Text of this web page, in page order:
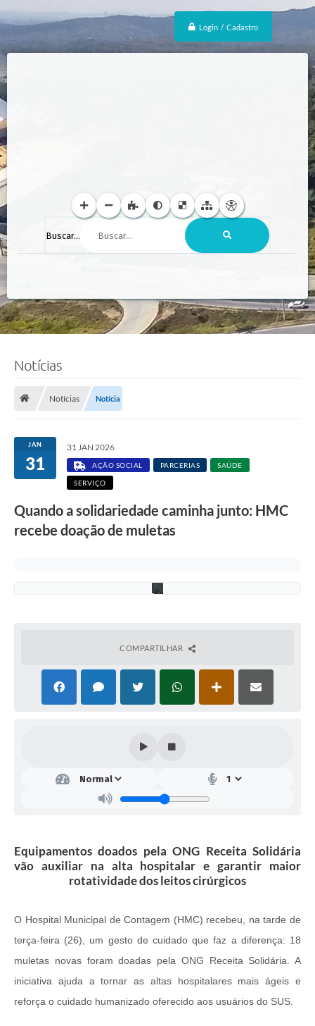
Login / Cadastro
Buscar...
Notícias
Notícias Notícia
JAN
31
31 JAN 2026
AÇÃO SOCIAL PARCERIAS SAÚDE
SERVIÇO
Quando a solidariedade caminha junto: HMC
recebe doação de muletas
i
l
a
COMPARTILHAR
Equipamentos doados pela ONG Receita Solidária
vão auxiliar na alta hospitalar e garantir maior
rotatividade dos leitos cirúrgicos
O Hospital Municipal de Contagem (HMC) recebeu, na tarde de
terça-feira (26), um gesto de cuidado que faz a diferença: 18
muletas novas foram doadas pela ONG Receita Solidária. A
iniciativa ajuda a tornar as altas hospitalares mais ágeis e
reforça o cuidado humanizado oferecido aos usuários do SUS.